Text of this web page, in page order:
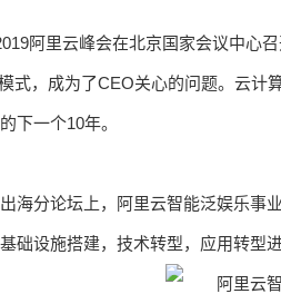
阿里云峰会在北京国家会议中心
式，成为了CEO关心的问题。云计
下一个10年。
海分论坛上，阿里云智能泛娱乐事
础设施搭建，技术转型，应用转型